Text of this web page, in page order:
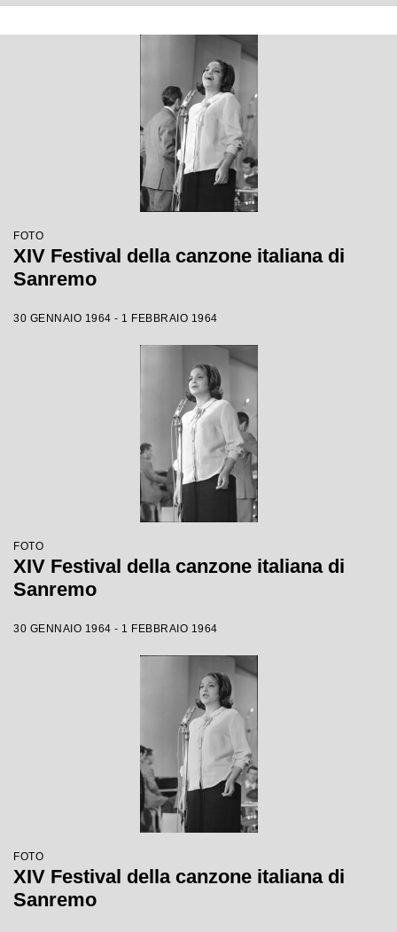
FOTO
XIV Festival della canzone italiana di
Sanremo
30 GENNAIO 1964 - 1 FEBBRAIO 1964
FOTO
XIV Festival della canzone italiana di
Sanremo
30 GENNAIO 1964 - 1 FEBBRAIO 1964
FOTO
XIV Festival della canzone italiana di
Sanremo